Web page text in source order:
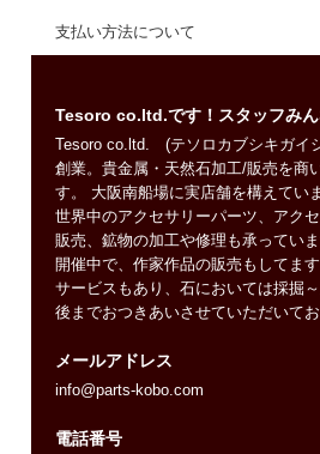
支払い方法について
Tesoro co.ltd.です！スタッフみん
Tesoro co.ltd. (テソロカブシキガイ
創業。貴金属・天然石加工/販売を商
す。 大阪南船場に実店舗を構えてい
世界中のアクセサリーパーツ、アク
販売、鉱物の加工や修理も承ってい
開催中で、作家作品の販売もしてま
サービスもあり、石においては採掘
後までおつきあいさせていただいてお
メールアドレス
info@parts-kobo.com
電話番号